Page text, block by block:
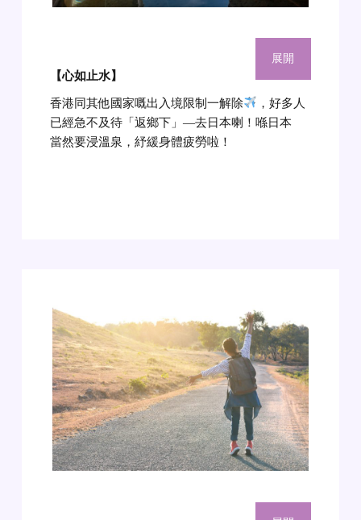
【心如止水】
香港同其他國家嘅出入境限制一解除
，好多人
已經急不及待「返鄉下」—去日本喇！喺日本
當然要浸溫泉，紓緩身體疲勞啦！
展開